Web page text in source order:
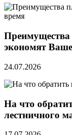
экономят
24.07.2026
На что
лестничного